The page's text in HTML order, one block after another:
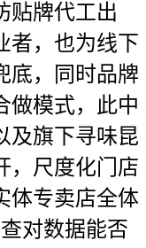
贴牌代工出
者，也为线下
底，同时品牌
做模式，此中
及旗下寻味昆
，尺度化门店
体专卖店全体
对数据能否